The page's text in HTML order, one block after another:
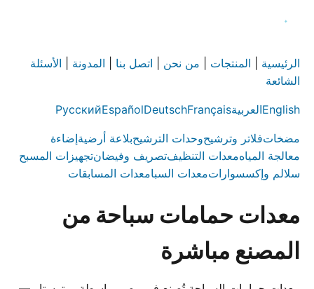
الرئيسية المنتجات من نحن اتصل بنا المدونة
الأسئلة
الشائعة
EnglishالعربيةFrançais
Deutsch
Español
Русский
مضخاتفلاتر وترشيحوحدات الترشيحبلاعة أرضيةإضاءة
معالجة المياهمعدات التنظيفتصريف وفيضانتجهيزات المسبح
سلالم وإكسسواراتمعدات السبامعدات المسابقات
معدات حمامات سباحة من
المصنع مباشرة